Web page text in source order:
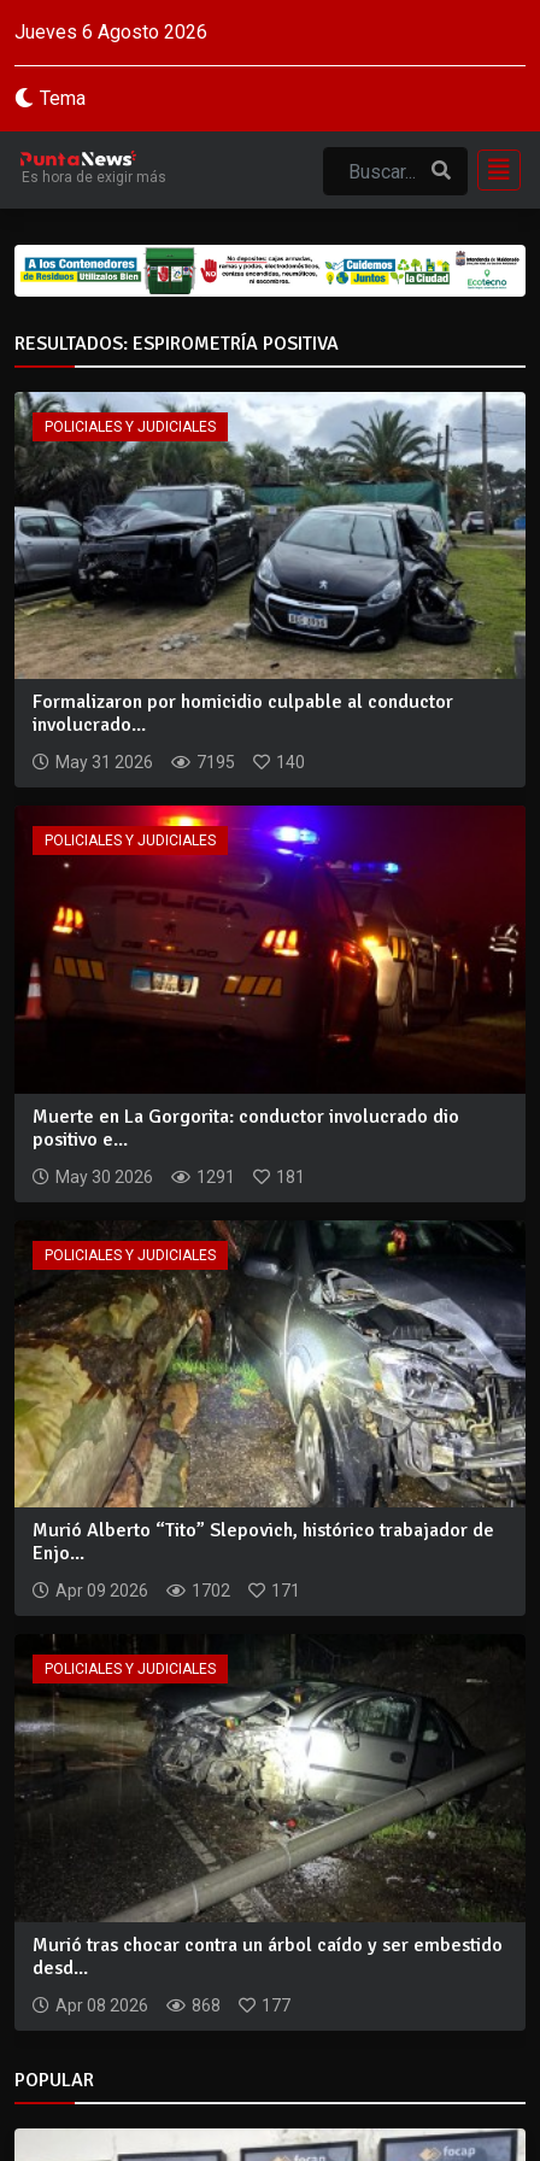
Jueves 6 Agosto 2026
Tema
Es hora de exigir más
RESULTADOS: ESPIROMETRÍA POSITIVA
POLICIALES Y JUDICIALES
Formalizaron por homicidio culpable al conductor
involucrado...
May 31 2026 7195 140
POLICIALES Y JUDICIALES
Muerte en La Gorgorita: conductor involucrado dio
positivo e...
May 30 2026 1291 181
POLICIALES Y JUDICIALES
Murió Alberto “Tito” Slepovich, histórico trabajador de
Enjo...
Apr 09 2026 1702 171
POLICIALES Y JUDICIALES
Murió tras chocar contra un árbol caído y ser embestido
desd...
Apr 08 2026 868 177
POPULAR